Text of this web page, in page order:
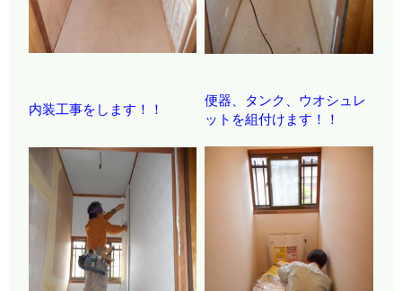
内装工事をします！！
便器、タンク、ウオシュレ
ットを組付けます！！